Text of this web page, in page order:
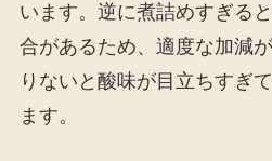
います。逆に煮詰めすぎる
合があるため、適度な加減
りないと酸味が目立ちすぎ
ます。